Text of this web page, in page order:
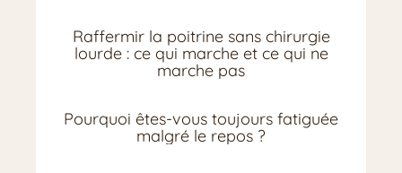
Raffermir la poitrine sans chirurgie
lourde : ce qui marche et ce qui ne
marche pas
Pourquoi êtes-vous toujours fatiguée
malgré le repos ?